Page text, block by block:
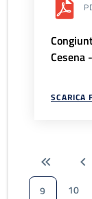
Cesena
SCARICA
9
10